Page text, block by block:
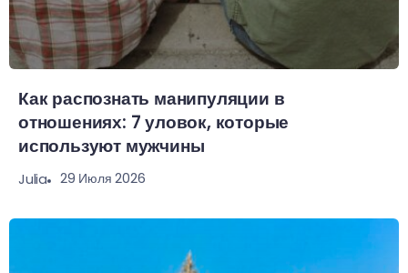
Как распознать манипуляции в
отношениях: 7 уловок, которые
используют мужчины
Julia 29 Июля 2026